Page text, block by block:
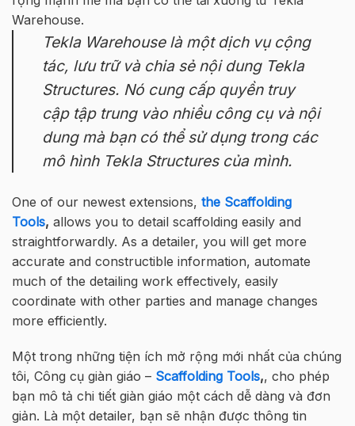
Warehouse.
Tekla Warehouse là một dịch vụ cộng
tác, lưu trữ và chia sẻ nội dung Tekla
Structures. Nó cung cấp quyền truy
cập tập trung vào nhiều công cụ và nội
dung mà bạn có thể sử dụng trong các
mô hình Tekla Structures của mình.
One of our newest extensions, the Scaffolding
Tools, allows you to detail scaffolding easily and
straightforwardly. As a detailer, you will get more
accurate and constructible information, automate
much of the detailing work effectively, easily
coordinate with other parties and manage changes
more efficiently.
Một trong những tiện ích mở rộng mới nhất của chúng
tôi, Công cụ giàn giáo – Scaffolding Tools,, cho phép
bạn mô tả chi tiết giàn giáo một cách dễ dàng và đơn
giản. Là một detailer, bạn sẽ nhận được thông tin